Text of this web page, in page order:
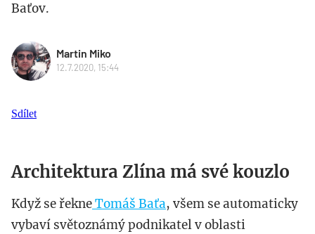
Baťov.
Martin Miko
12.7.2020, 15:44
Sdílet
Architektura Zlína má své kouzlo
Když se řekneTomáš Baťa, všem se automaticky
vybaví světoznámý podnikatel v oblasti